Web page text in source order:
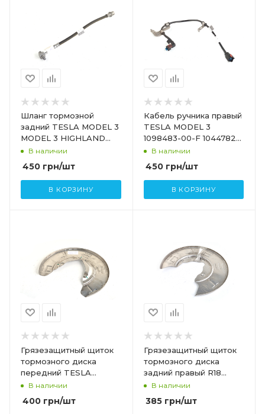
Шланг тормозной
задний TESLA MODEL 3
MODEL 3 HIGHLAND
1044731-00-D
В наличии
450 грн/шт
В КОРЗИНУ
Кабель ручника правый
TESLA MODEL 3
1098483-00-F 1044782-
00-АВ наличии
450грн/шт
В КОРЗИНУ
Грязезащитный щиток
тормозного диска
передний TESLA
MODEL 3 1044661-00-B
1044661-00-A
В наличии
400 грн/шт
Грязезащитный щиток
тормозного диска
задний правый R18
TESLA MODEL 3
1044666-00-B
В наличии
385грн/шт